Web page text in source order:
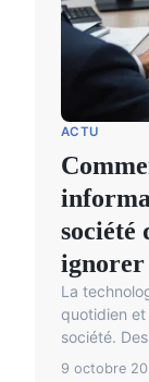
ACTU
société
ignorer
La
quotidien et
société.
9 octobre